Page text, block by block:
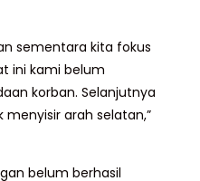
sementara kita fokus
ini kami belum
korban. Selanjutnya
arah selatan,”
belum berhasil